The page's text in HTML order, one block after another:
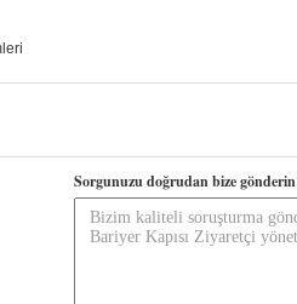
Sorgunuzu doğrudan bize gönderin